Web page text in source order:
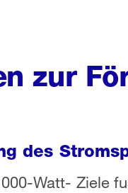
zur
des
Watt- Ziele